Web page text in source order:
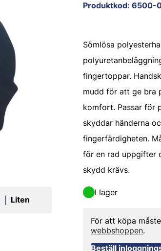
Produktkod: 6500-
Liten
Sömlösa
fingertoppar.
mudd för att ge bra
komfort. Passar för
skyddar händerna
fingerfärdigheten.
för en rad uppgifter
skydd krävs.
I lager
För att köpa
webbshoppen.
Beställ